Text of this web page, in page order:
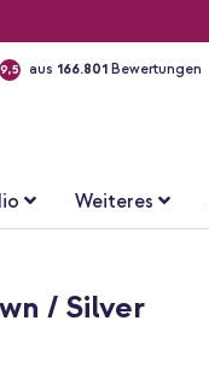
9,5 aus 166.801 Bewertungen
Weiteres
/ Silver